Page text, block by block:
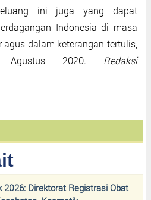
ini juga yang dapat
Indonesia di masa
agus dalam keterangan tertulis,
2020. Redaksi
2026: Direktorat Registrasi Obat